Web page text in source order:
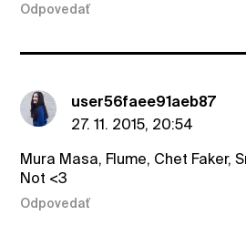
Odpovedať
user56faee91aeb87
27. 11. 2015, 20:54
Mura Masa, Flume, Chet Faker,
Not <3
Odpovedať